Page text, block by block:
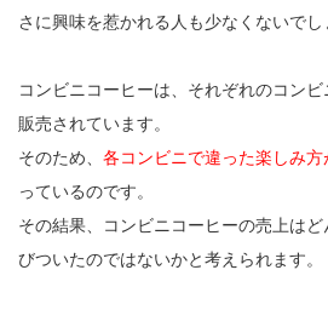
さに興味を惹かれる人も少なくないでし
コンビニコーヒーは、それぞれのコン
販売されています。
そのため、 各コンビニで違った楽しみ方
っているのです。
その結果、コンビニコーヒーの売上は
びついたのではないかと考えられます。